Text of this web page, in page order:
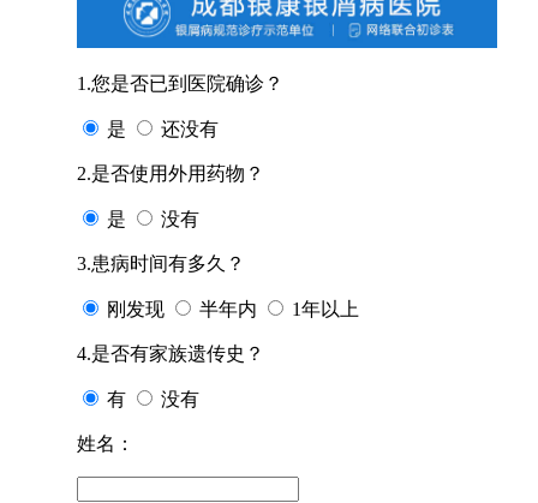
1.您是否已到医院确诊？
是 还没有
2.是否使用外用药物？
是 没有
3.患病时间有多久？
刚发现 半年内 1年以上
4.是否有家族遗传史？
有 没有
姓名：